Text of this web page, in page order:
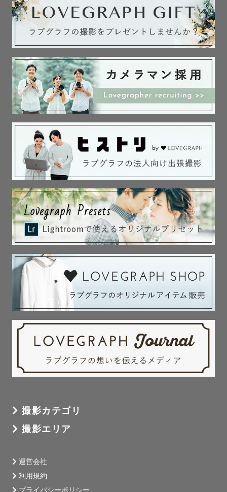
撮影カテゴリ
撮影エリア
運営会社
利用規約
プライバシーポリシー